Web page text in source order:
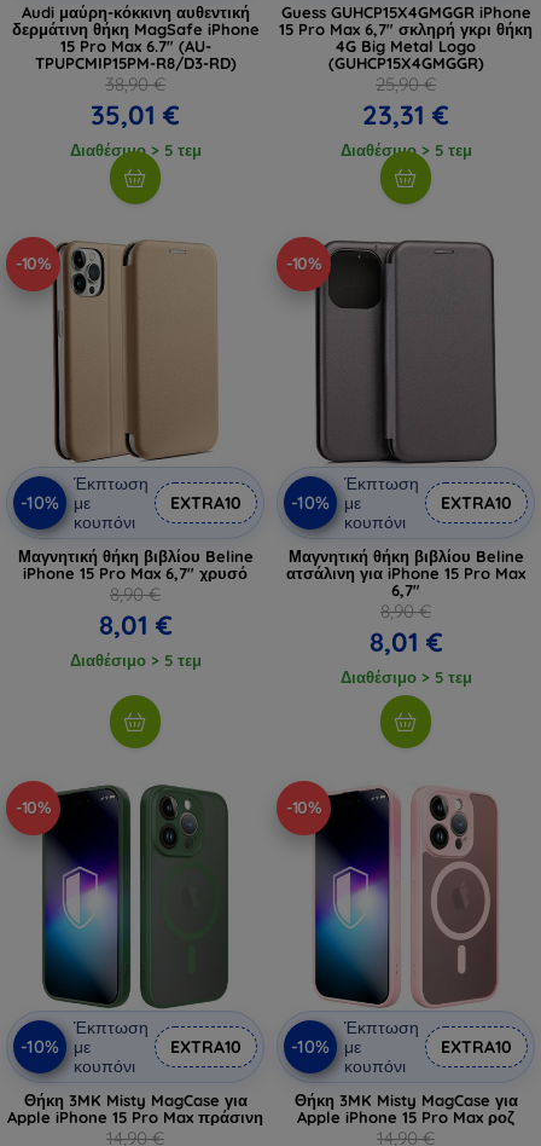
Audi μαύρη-κόκκινη αυθεντική
δερμάτινη θήκη MagSafe iPhone
15 Pro Max 6.7" (AU-
TPUPCMIP15PM-R8/D3-RD)
38,90 €
35,01 €
Διαθέσιμο > 5 τεμ
Guess GUHCP15X4GMGGR iPhone
15 Pro Max 6,7" σκληρή γκρι θήκη
4G Big Metal Logo
(GUHCP15X4GMGGR)
25,90 €
23,31 €
Διαθέσιμο > 5 τεμ
-10%
-10%
Έκπτωση
με
κουπόνι
EXTRA10
Μαγνητική θήκη βιβλίου Beline
iPhone 15 Pro Max 6,7" χρυσό
8,90 €
8,01 €
Διαθέσιμο > 5 τεμ
-10%
-10%
Έκπτωση
με
κουπόνι
EXTRA10
Μαγνητική θήκη βιβλίου Beline
ατσάλινη για iPhone 15 Pro Max
6,7"
8,90 €
8,01 €
Διαθέσιμο > 5 τεμ
-10%
-10%
Έκπτωση
με
κουπόνι
EXTRA10
Θήκη 3MK Misty MagCase για
Apple iPhone 15 Pro Max πράσινη
14,90 €
-10%
-10%
Έκπτωση
με
κουπόνι
EXTRA10
Θήκη 3MK Misty MagCase για
Apple iPhone 15 Pro Max ροζ
14,90 €